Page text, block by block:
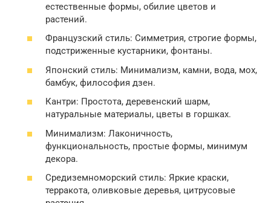
естественные формы, обилие цветов и
растений.
Французский стиль: Симметрия, строгие формы,
подстриженные кустарники, фонтаны.
Японский стиль: Минимализм, камни, вода, мох,
бамбук, философия дзен.
Кантри: Простота, деревенский шарм,
натуральные материалы, цветы в горшках.
Минимализм: Лаконичность,
функциональность, простые формы, минимум
декора.
Средиземноморский стиль: Яркие краски,
терракота, оливковые деревья, цитрусовые